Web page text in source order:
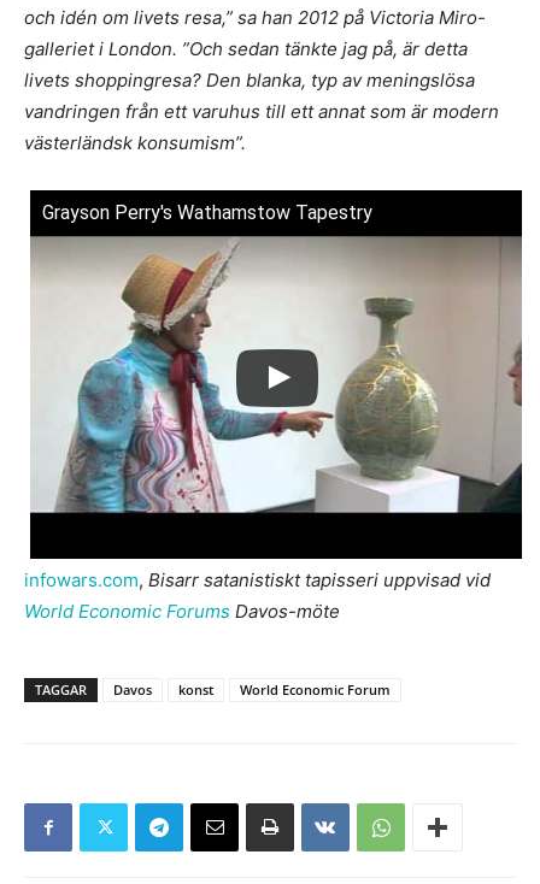
och idén om livets resa,” sa han 2012 på Victoria Miro-
galleriet i London. ”Och sedan tänkte jag på, är detta
livets shoppingresa? Den blanka, typ av meningslösa
vandringen från ett varuhus till ett annat som är modern
västerländsk konsumism”.
Grayson Perry's Wathamstow Tapestry
infowars.com, Bisarr satanistiskt tapisseri uppvisad vid
World Economic Forums Davos-möte
TAGGAR Davos konst World Economic Forum